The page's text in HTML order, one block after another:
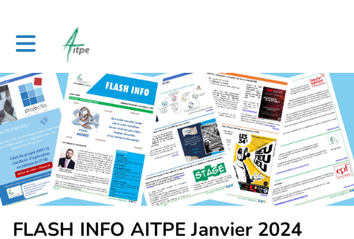
Toggle main navigation
FLASH INFO AITPE Janvier 2024